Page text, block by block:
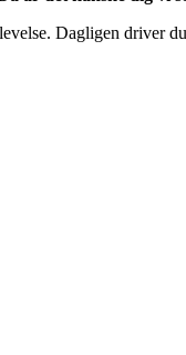
Dagligen driver